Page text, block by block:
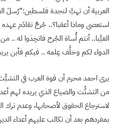
العربية أن تهبَّ لنجدة فلسطين:”رُسلَ
استعصى وماذا أعقبا؟.. جُرحٌ تقادَم
الغيَّبا.. أنتم أُساة الجُرح فاتخِذوا
الدواء لكم وخلَّف عِلمه .. فيكم فأين
يرى احمد محرم أن قوة العرب في التشبُّث
من التشتُّت والضياع الذي يريده لهم
لاسترجاع الحقوق لأصحابها، وعدم ترك
بمفردهم بعد أن تكالب عليهم أعداء